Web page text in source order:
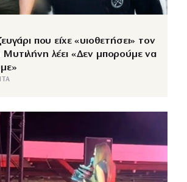
που είχε «υιοθετήσει» τον
λέει «Δεν μπορούμε να